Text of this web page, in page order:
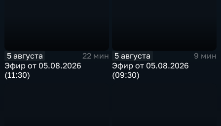
5 августа
22 мин
Эфир от 05.08.2026
(11:30)
5 августа
9 мин
Эфир от 05.08.2026
(09:30)